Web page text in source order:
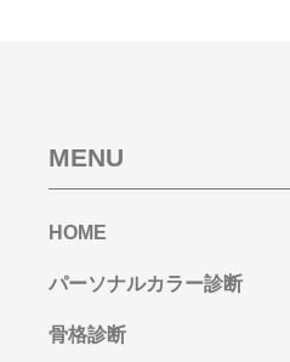
MENU
HOME
パーソナルカラー診断
骨格診断